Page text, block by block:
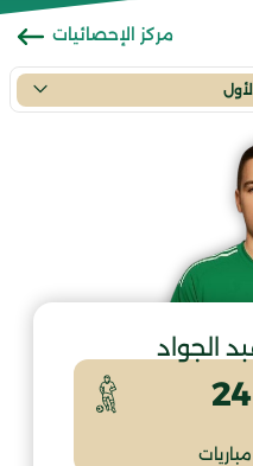
مركز الإحصائيات
الجواد
24
مباريات